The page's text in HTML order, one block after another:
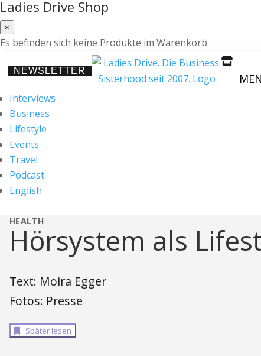
Ladies Drive Shop
×
Es befinden sich keine Produkte im Warenkorb.
NEWSLETTER

Interviews
Business
Lifestyle
Events
Travel
Podcast
English
HEALTH
Hörsystem als
Text: Moira Egger
Fotos: Presse
Später lesen